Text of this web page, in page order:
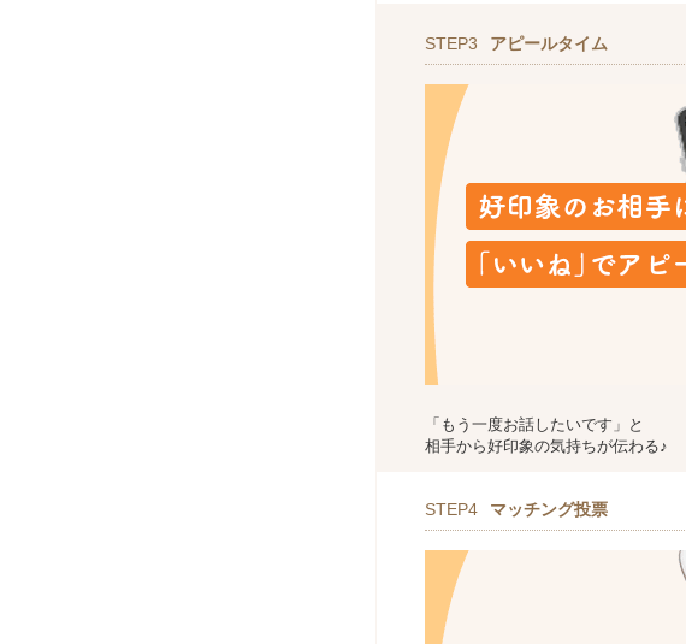
STEP3 アピールタイム
「もう一度お話したいです」と
相手から好印象の気持ちが伝わる♪
STEP4 マッチング投票